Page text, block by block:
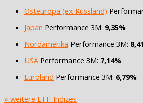
Osteuropa (ex Russland)
Japan Performance 3M: 9,35%
Nordamerika Performance 3M:
USA Performance 3M: 7,14%
Euroland Performance 3M: 6,79%
» weitere ETF-Indizes